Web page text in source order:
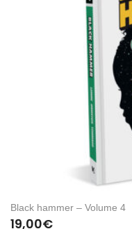
Black hammer – Volume 4
19,00€